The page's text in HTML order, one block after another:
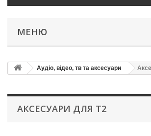
МЕНЮ
Аудіо, відео, тв та аксесуари
АКСЕСУАРИ ДЛЯ Т2